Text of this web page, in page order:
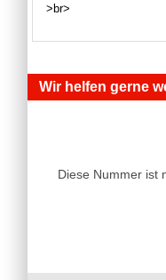
>br>
Wir helfen gerne
Diese Nummer ist